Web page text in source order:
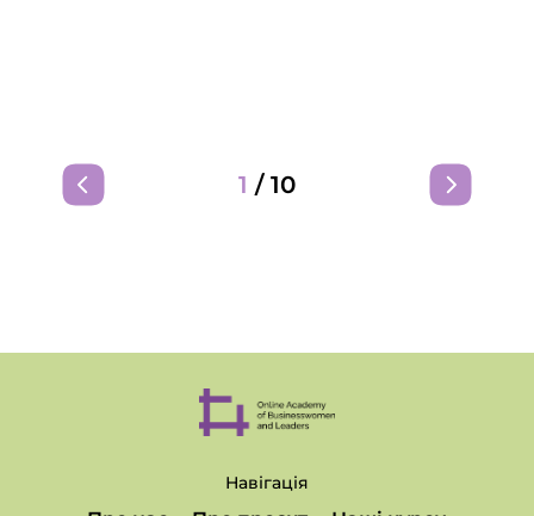
1 / 10
Навігація